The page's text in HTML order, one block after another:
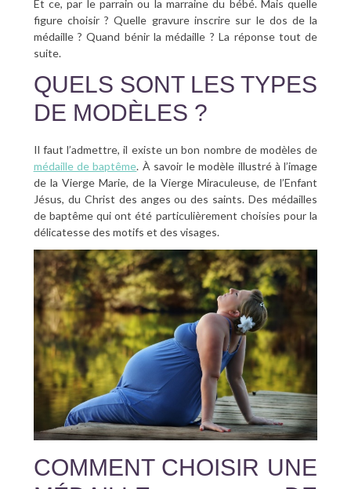
Et ce, par le parrain ou la marraine du bébé. Mais quelle
figure choisir ? Quelle gravure inscrire sur le dos de la
médaille ? Quand bénir la médaille ? La réponse tout de
suite.
QUELS SONT LES TYPES
DE MODÈLES ?
Il faut l’admettre, il existe un bon nombre de modèles de
médaille de baptême. À savoir le modèle illustré à l’image
de la Vierge Marie, de la Vierge Miraculeuse, de l’Enfant
Jésus, du Christ des anges ou des saints. Des médailles
de baptême qui ont été particulièrement choisies pour la
délicatesse des motifs et des visages.
COMMENT CHOISIR UNE